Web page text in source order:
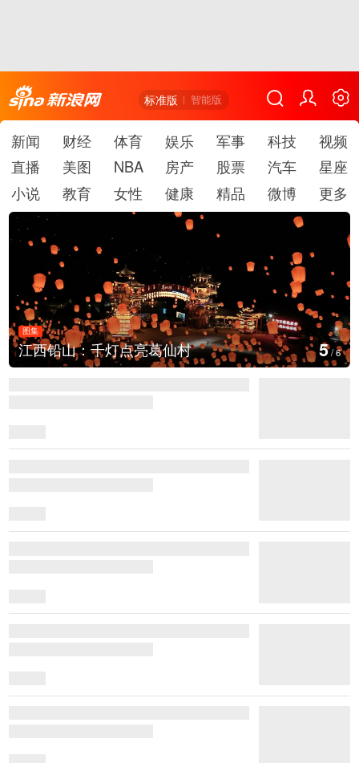
标准版 智能版
新闻 财经 体育 娱乐 军事 科技
视频
直播
美图 NBA 房产 股票 汽车
星座
小说
教育 女性 健康 精品 微博 更多
图集
上海：七彩稻田画迎最佳观赏期 6/6